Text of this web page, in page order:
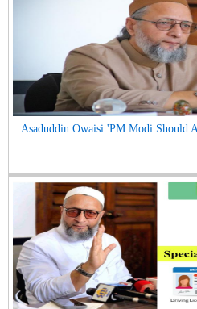
Asaduddin Owaisi 'PM Modi Should